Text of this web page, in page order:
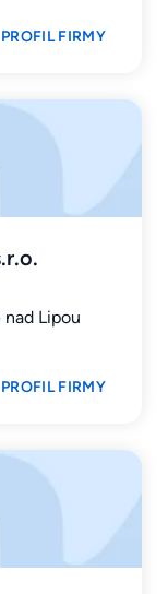
PROFIL FIRMY
Lipou
PROFIL FIRMY